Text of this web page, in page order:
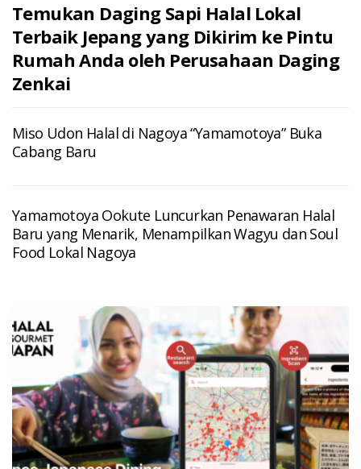
Temukan Daging Sapi Halal Lokal
Terbaik Jepang yang Dikirim ke Pintu
Rumah Anda oleh Perusahaan Daging
Zenkai
Miso Udon Halal di Nagoya “Yamamotoya” Buka
Cabang Baru
Yamamotoya Ookute Luncurkan Penawaran Halal
Baru yang Menarik, Menampilkan Wagyu dan Soul
Food Lokal Nagoya